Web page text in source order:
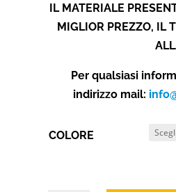
IL MATERIALE
MIGLIOR PREZZO, IL
Per qualsiasi
indirizzo mail:
COLORE